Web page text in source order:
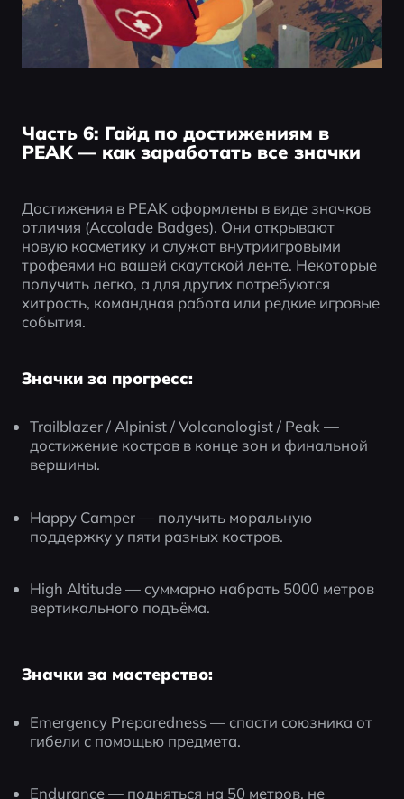
Часть 6: Гайд по достижениям в
PEAK — как заработать все значки
Достижения в PEAK оформлены в виде значков
отличия (Accolade Badges). Они открывают
новую косметику и служат внутриигровыми
трофеями на вашей скаутской ленте. Некоторые
получить легко, а для других потребуются
хитрость, командная работа или редкие игровые
события.
Значки за прогресс:
Trailblazer / Alpinist / Volcanologist / Peak —
достижение костров в конце зон и финальной
вершины.
Happy Camper — получить моральную
поддержку у пяти разных костров.
High Altitude — суммарно набрать 5000 метров
вертикального подъёма.
Значки за мастерство:
Emergency Preparedness — спасти союзника от
гибели с помощью предмета.
Endurance — подняться на 50 метров, не